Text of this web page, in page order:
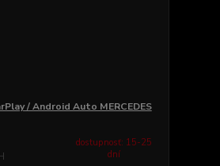
/ Android Auto MERCEDES
dostupnosť: 15-25
dní